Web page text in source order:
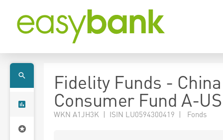
Fidelity Funds - China
Consumer Fund A-
WKN A1JH3K | ISIN LU0594300419 | Fonds